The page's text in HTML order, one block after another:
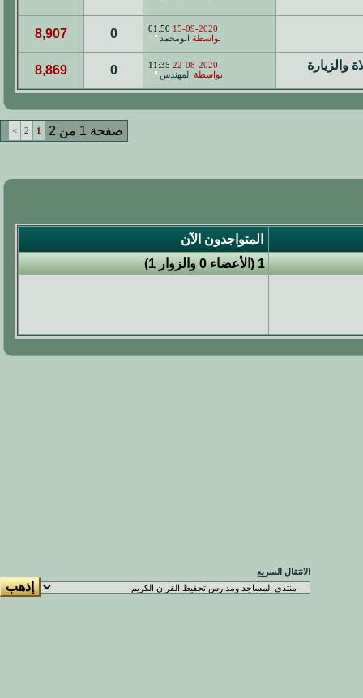
15-09-2020
01:50
بواسطة
ابومحمد 0
8,907
والزيارة 22-08-2020
11:35
بواسطة
المهندس 0
8,869
صفحة 1 من 2 1
2
>
المتواجدون الآن
1 (الأعضاء 0 والزوار 1)
الانتقال السريع